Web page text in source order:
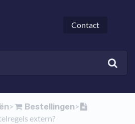
Contact
​>​ ​Bestellingen​>​
extern?